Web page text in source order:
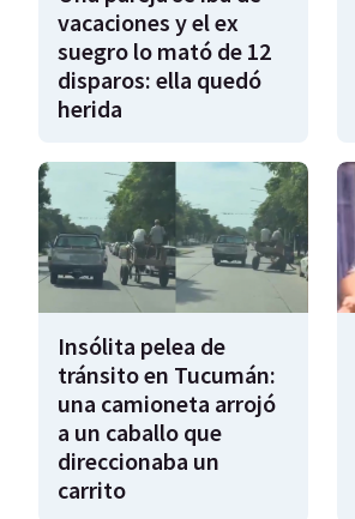
vacaciones y el ex
suegro lo mató de 12
disparos: ella quedó
herida
Insólita pelea de
tránsito en Tucumán:
una camioneta arrojó
a un caballo que
direccionaba un
carrito